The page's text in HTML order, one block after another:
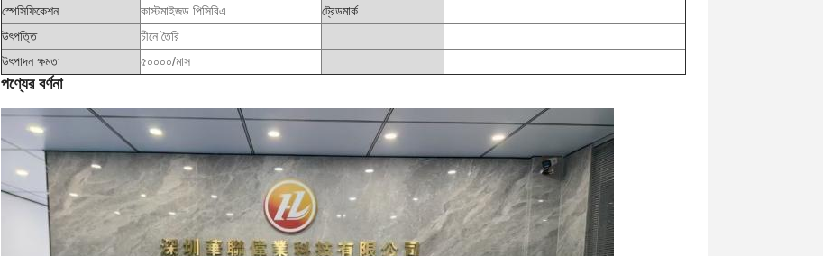
স্পেসিফিকেশন
কাস্টমাইজড পিসিবিএ
ট্রেডমার্ক
উৎপত্তি
চীনে তৈরি
উৎপাদন ক্ষমতা
৫০০০০/মাস
পণ্যের বর্ণনা